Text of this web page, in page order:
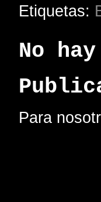
Etiquetas:
No
Para